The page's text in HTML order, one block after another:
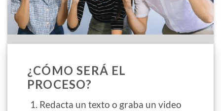
¿CÓMO SERÁ EL
PROCESO?
Redacta un texto o graba un video